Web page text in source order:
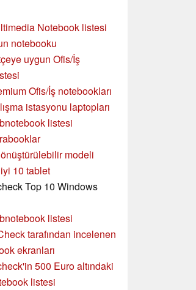
Notebook listesi
notebooku
uygun Ofis/İş
Ofis/İş notebookları
istasyonu laptopları
listesi
modeli
10 tablet
Top 10 Windows
listesi
tarafından incelenen
ekranları
500 Euro altındaki
listesi